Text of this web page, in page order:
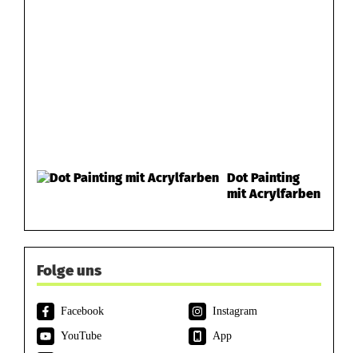
Dot Painting
mit Acrylfarben
Folge uns
Facebook
Instagram
YouTube
App